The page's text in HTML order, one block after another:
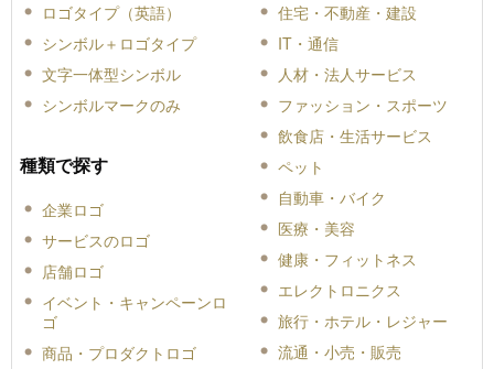
ロゴタイプ（英語）
シンボル＋ロゴタイプ
文字一体型シンボル
シンボルマークのみ
種類で探す
企業ロゴ
サービスのロゴ
店舗ロゴ
イベント・キャンペーンロ
ゴ
商品・プロダクトロゴ
住宅・不動産・建設
IT・通信
人材・法人サービス
ファッション・スポーツ
飲食店・生活サービス
ペット
自動車・バイク
医療・美容
健康・フィットネス
エレクトロニクス
旅行・ホテル・レジャー
流通・小売・販売